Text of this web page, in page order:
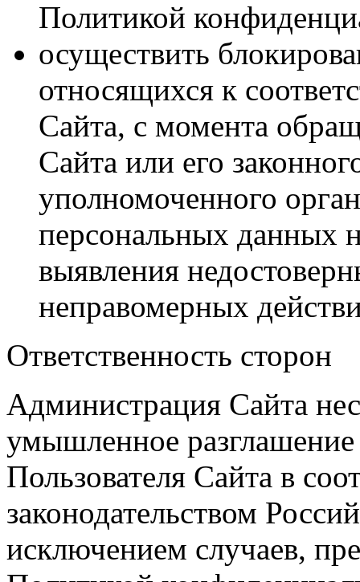
Политикой
осуществить
относящихся к
Сайта, с момента
Сайта или его
уполномоченного
персональных данных
выявления
неправомерных
Ответственность сторон
Администрация Сайта
умышленное
Пользователя Сайта в
законодательством
исключением случаев,